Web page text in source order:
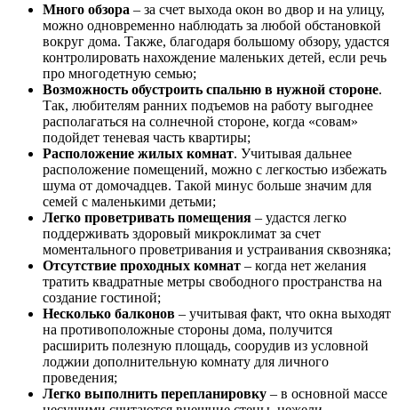
Много обзора – за счет выхода окон во двор и на улицу,
можно одновременно наблюдать за любой обстановкой
вокруг дома. Также, благодаря большому обзору, удастся
контролировать нахождение маленьких детей, если речь
про многодетную семью;
Возможность обустроить спальню в нужной стороне.
Так, любителям ранних подъемов на работу выгоднее
располагаться на солнечной стороне, когда «совам»
подойдет теневая часть квартиры;
Расположение жилых комнат. Учитывая дальнее
расположение помещений, можно с легкостью избежать
шума от домочадцев. Такой минус больше значим для
семей с маленькими детьми;
Легко проветривать помещения – удастся легко
поддерживать здоровый микроклимат за счет
моментального проветривания и устраивания сквозняка;
Отсутствие проходных комнат – когда нет желания
тратить квадратные метры свободного пространства на
создание гостиной;
Несколько балконов – учитывая факт, что окна выходят
на противоположные стороны дома, получится
расширить полезную площадь, соорудив из условной
лоджии дополнительную комнату для личного
проведения;
Легко выполнить перепланировку – в основной массе